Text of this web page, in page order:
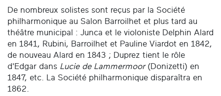
De nombreux solistes sont reçus par la Société
philharmonique au Salon Barroilhet et plus tard au
théâtre municipal : Junca et le violoniste Delphin Alard
en 1841, Rubini, Barroilhet et Pauline Viardot en 1842,
de nouveau Alard en 1843 ; Duprez tient le rôle
d'Edgar dans Lucie de Lammermoor(Donizetti) en
1847, etc. La Société philharmonique disparaîtra en
1862.